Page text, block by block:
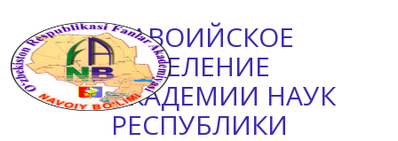
НАВОИЙСКОЕ
ОТДЕЛЕНИЕ
АКАДЕМИИ НАУК
РЕСПУБЛИКИ